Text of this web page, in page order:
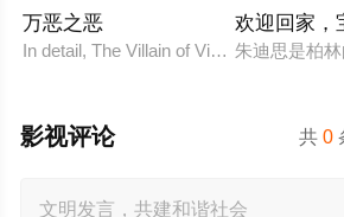
万恶之恶
In detail, The Villain of Villains follows
欢迎回家，
朱迪思是柏
共0
影视评论